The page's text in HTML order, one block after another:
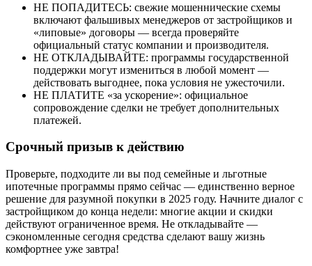
НЕ ПОПАДИТЕСЬ: свежие мошеннические схемы
включают фальшивых менеджеров от застройщиков и
«липовые» договоры — всегда проверяйте
официальный статус компании и производителя.
НЕ ОТКЛАДЫВАЙТЕ: программы государственной
поддержки могут измениться в любой момент —
действовать выгоднее, пока условия не ужесточили.
НЕ ПЛАТИТЕ «за ускорение»: официальное
сопровождение сделки не требует дополнительных
платежей.
Срочный призыв к действию
Проверьте, подходите ли вы под семейные и льготные
ипотечные программы прямо сейчас — единственно верное
решение для разумной покупки в 2025 году. Начните диалог с
застройщиком до конца недели: многие акции и скидки
действуют ограниченное время. Не откладывайте —
сэкономленные сегодня средства сделают вашу жизнь
комфортнее уже завтра!